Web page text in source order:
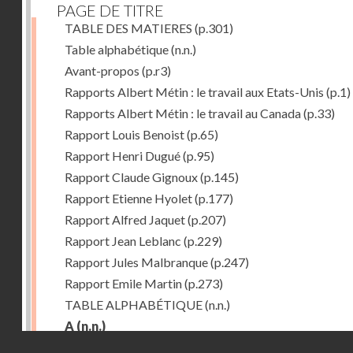
PAGE DE TITRE
TABLE DES MATIERES (p.301)
Table alphabétique(n.n.)
Avant-propos (p.r3)
Rapports Albert Métin : le travail aux Etats-Unis (p.1)
Rapports Albert Métin : le travail au Canada(p.33)
Rapport Louis Benoist(p.65)
Rapport Henri Dugué(p.95)
Rapport Claude Gignoux(p.145)
Rapport Etienne Hyolet(p.177)
Rapport Alfred Jaquet(p.207)
Rapport Jean Leblanc (p.229)
Rapport Jules Malbranque(p.247)
Rapport Emile Martin(p.273)
TABLE ALPHABÉTIQUE(n.n.)
A (n.n.)